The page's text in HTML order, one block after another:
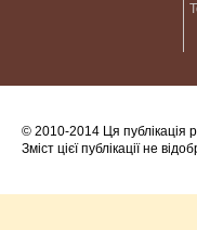
© 2010-2014 Ця публікація
Зміст цієї публікації не